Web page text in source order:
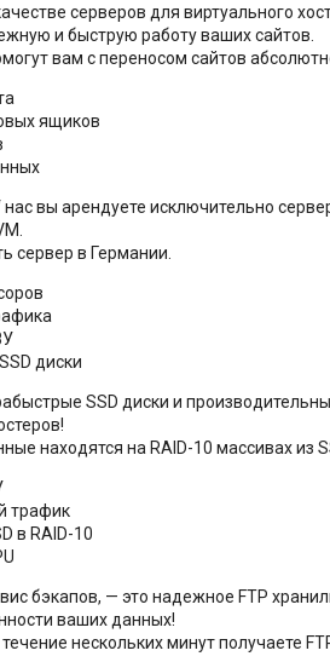
серверов для виртуального
и быструю работу ваших сайтов.
вам с переносом сайтов
ящиков
нас вы арендуете исключительно
сервер в Германии.
диски
SSD диски и
находятся на RAID-10 массивах из
трафик
в RAID-10
бэкапов, — это надежное FTP
ваших данных!
нескольких минут получаете